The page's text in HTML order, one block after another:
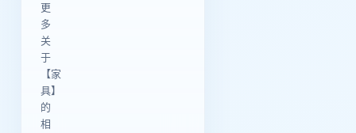
更
多
关
于
【家
具】
的
相